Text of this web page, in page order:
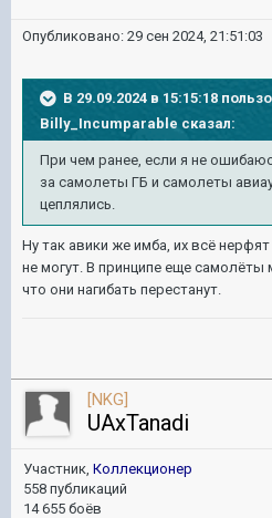
Опубликовано: 29 сен 2024, 21:51:03
В 29.09.2024 в 15:15:18
Billy_Incumparable сказал:
При чем ранее, если я не
за самолеты ГБ и самолеты
цеплялись.
Ну так авики же имба, их всё
не могут. В принципе еще
что они нагибать перестанут.
[NKG]
UAxTanadi
Участник, Коллекционер
558 публикаций
14 655 боёв